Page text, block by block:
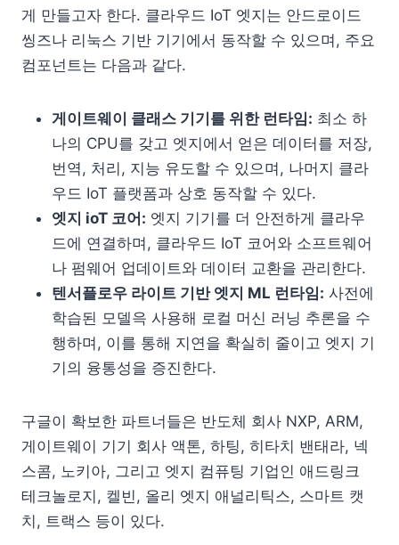
게 만들고자 한다. 클라우드 IoT 엣지는 안드로이드
씽즈나 리눅스 기반 기기에서 동작할 수 있으며, 주요
컴포넌트는 다음과 같다.
게이트웨이 클래스 기기를 위한 런타임: 최소 하
나의 CPU를 갖고 엣지에서 얻은 데이터를 저장,
번역, 처리, 지능 유도할 수 있으며, 나머지 클라
우드 IoT 플랫폼과 상호 동작할 수 있다.
엣지 ioT 코어: 엣지 기기를 더 안전하게 클라우
드에 연결하며, 클라우드 IoT 코어와 소프트웨어
나 펌웨어 업데이트와 데이터 교환을 관리한다.
텐서플로우 라이트 기반 엣지 ML 런타임: 사전에
학습된 모델윽 사용해 로컬 머신 러닝 추론을 수
행하며, 이를 통해 지연을 확실히 줄이고 엣지 기
기의 융통성을 증진한다.
구글이 확보한 파트너들은 반도체 회사 NXP, ARM,
게이트웨이 기기 회사 액톤, 하팅, 히타치 밴태라, 넥
스콤, 노키아, 그리고 엣지 컴퓨팅 기업인 애드링크
테크놀로지, 켈빈, 올리 엣지 애널리틱스, 스마트 캣
치, 트랙스 등이 있다.